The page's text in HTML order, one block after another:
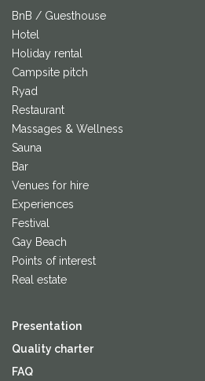
BnB / Guesthouse
Hotel
Holiday rental
Campsite pitch
Ryad
Restaurant
Massages & Wellness
Sauna
Bar
Venues for hire
Experiences
Festival
Gay Beach
Points of interest
Real estate
Presentation
Quality charter
FAQ